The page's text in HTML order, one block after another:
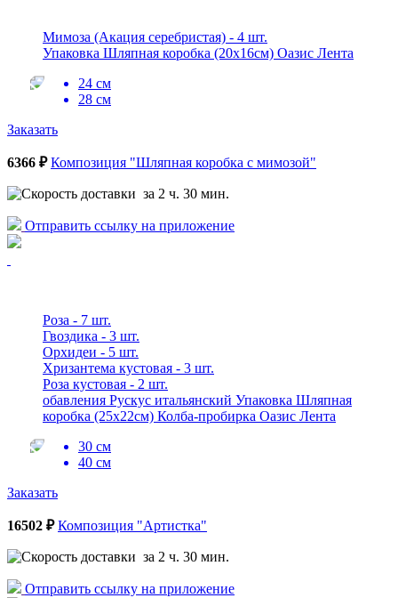
Мимоза (Акация серебристая) - 4 шт.
Упаковка Шляпная коробка (20x16см) Оазис Лента
24 см
28 см
Заказать
6366 ₽ Композиция "Шляпная коробка с мимозой"
за 2 ч. 30 мин.
Отправить ссылку на приложение
Роза - 7 шт.
Гвоздика - 3 шт.
Орхидеи - 5 шт.
Хризантема кустовая - 3 шт.
Роза кустовая - 2 шт.
обавления Рускус итальянский Упаковка Шляпная
коробка (25x22см) Колба-пробирка Оазис Лента
30 см
40 см
Заказать
16502 ₽ Композиция "Артистка"
за 2 ч. 30 мин.
Отправить ссылку на приложение